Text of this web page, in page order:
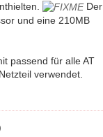
Der
und eine 210MB
passend für alle AT
verwendet.